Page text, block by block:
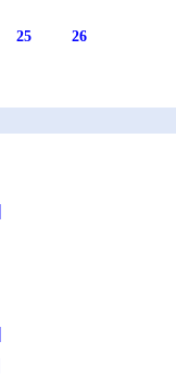
25 26